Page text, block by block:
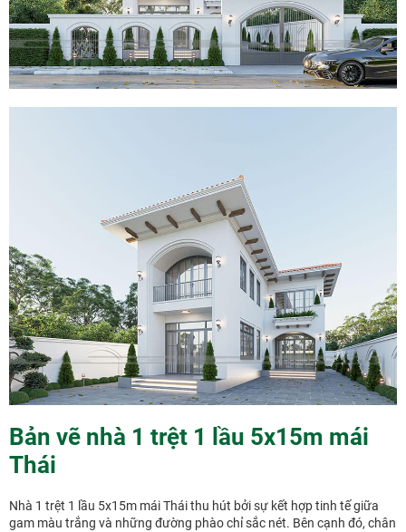
Bản vẽ nhà 1 trệt 1 lầu 5x15m mái
Thái
Nhà 1 trệt 1 lầu 5x15m mái Thái thu hút bởi sự kết hợp tinh tế giữa
gam màu trắng và những đường phào chỉ sắc nét. Bên cạnh đó, chân